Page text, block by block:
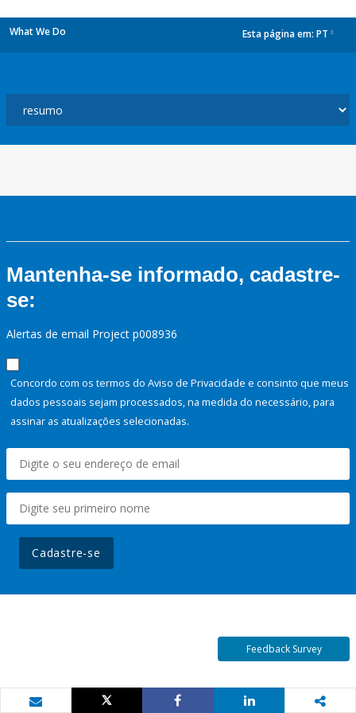
What We Do Esta página em: PT
Mantenha-se informado, cadastre-
se:
Alertas de email Project p008936
Concordo com os termos do Aviso de Privacidade e consinto que meus
dados pessoais sejam processados, na medida do necessário, para
assinar as atualizações selecionadas.
Cadastre-se
Feedback Survey